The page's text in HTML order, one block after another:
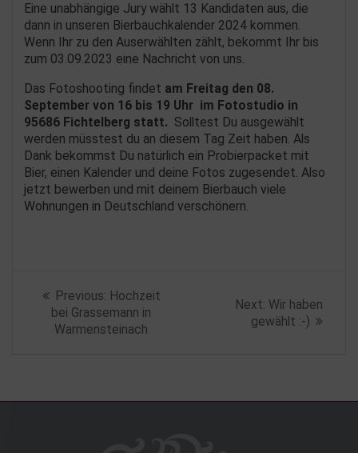
Eine unabhängige Jury wählt 13 Kandidaten aus, die
dann in unseren Bierbauchkalender 2024 kommen.
Wenn Ihr zu den Auserwählten zählt, bekommt Ihr bis
zum 03.09.2023 eine Nachricht von uns.
Das Fotoshooting findet am Freitag den 08.
September von 16 bis 19 Uhr im Fotostudio in
95686 Fichtelberg statt. Solltest Du ausgewählt
werden müsstest du an diesem Tag Zeit haben. Als
Dank bekommst Du natürlich ein Probierpacket mit
Bier, einen Kalender und deine Fotos zugesendet. Also
jetzt bewerben und mit deinem Bierbauch viele
Wohnungen in Deutschland verschönern.
Beitragsnavigation
Previous: Previous
post:
Hochzeit
bei Grassemann in
Warmensteinach
Next: Next
post:
Wir haben
gewählt :-)